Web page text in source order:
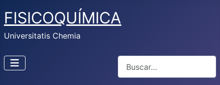
FISICOQUÍMICA
Universitatis Chemia